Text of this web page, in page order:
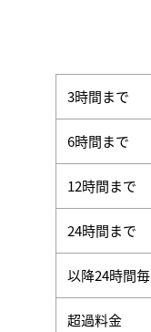
3時間まで
6時間まで
12時間まで
24時間まで
以降24時間毎
超過料金